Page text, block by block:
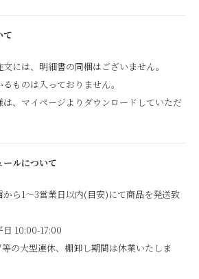
て
には、明細書の同梱はございません。
ものは入っておりません。
、マイページよりダウンロードしていただ
ルについて
ら1～3営業日以内(目安)にて商品を発送致
10:00-17:00
の大型連休、棚卸し期間は休業いたしま